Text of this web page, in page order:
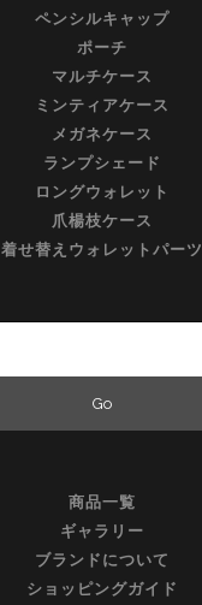
ペンシルキャップ
ポーチ
マルチケース
ミンティアケース
メガネケース
ランプシェード
ロングウォレット
爪楊枝ケース
着せ替えウォレットパーツ
商品一覧
ギャラリー
ブランドについて
ショッピングガイド